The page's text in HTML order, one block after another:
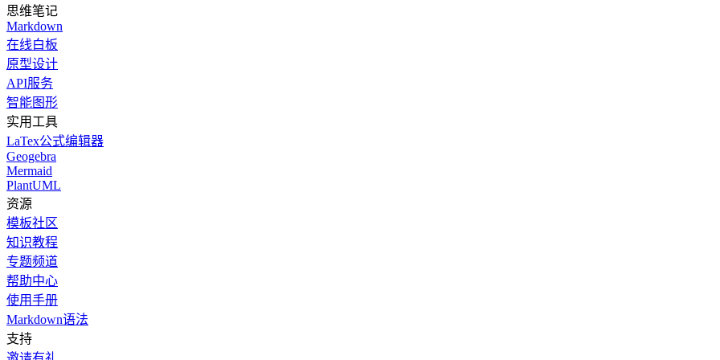
思维笔记
Markdown
在线白板
原型设计
API服务
智能图形
实用工具
LaTex公式编辑器
Geogebra
Mermaid
PlantUML
资源
模板社区
知识教程
专题频道
帮助中心
使用手册
Markdown语法
支持